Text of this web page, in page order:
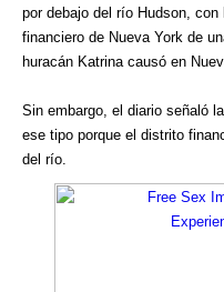
por debajo del río Hudson,
financiero de Nueva York de
huracán Katrina causó en
Sin embargo, el diario señaló
ese tipo porque el distrito
del río.